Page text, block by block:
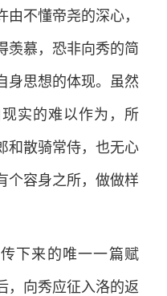
由不懂帝尧的深心，
羡慕，恐非向秀的简
身思想的体现。虽然
实的难以作为，所
和散骑常侍，也无心
个容身之所，做做样
下来的唯一一篇赋
，向秀应征入洛的返